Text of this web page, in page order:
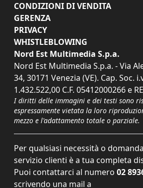
CONDIZIONI DI VENDITA
GERENZA
PRIVACY
WHISTLEBLOWING
Nord Est Multimedia S.p.a.
Nord Est Multimedia S.p.a. - Via
34, 30171 Venezia (VE). Cap. Soc.
1.432.522,00 C.F. 05412000266 e
I diritti delle immagini e dei testi sono
espressamente vietata la loro
mezzo e l'adattamento totale o parziale.
Per qualsiasi necessità o
servizio clienti è a tua completa
Puoi contattarci al numero 02
scrivendo una mail a